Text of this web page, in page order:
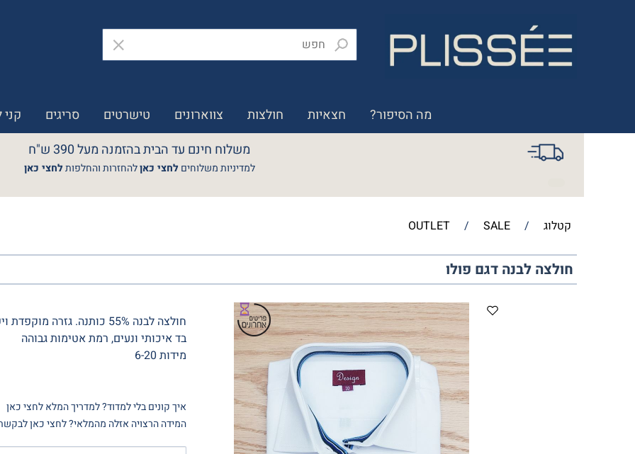
מה הסיפור? חצאיות חולצות צווארונים טישרטים סריגים
משלוח חינם עד הבית בהזמנה מעל 390 ש"ח
למדיניות משלוחיםלחצי כאןלהחזרות והחלפותלחצי כאן
קטלוג /
OUTLET / SALE
חולצה לבנה דגם פולו
חולצה לבנה 55% כותנה. גזרה מוקפדת ויפה במיוחד
בד איכותי ונעים, רמת אטימות גבוהה
מידות 6-20
איך קונים בלי למדוד? למדריך המלא לחצי כאן
המידה הרצויה אזלה מהמלאי? לחצי כאן